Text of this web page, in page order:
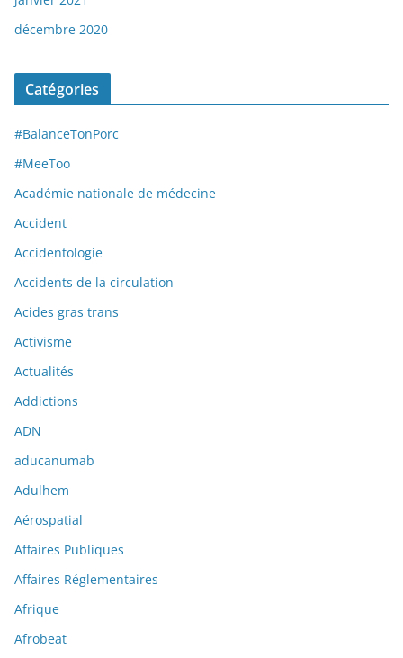
décembre 2020
Catégories
#BalanceTonPorc
#MeeToo
Académie nationale de médecine
Accident
Accidentologie
Accidents de la circulation
Acides gras trans
Activisme
Actualités
Addictions
ADN
aducanumab
Adulhem
Aérospatial
Affaires Publiques
Affaires Réglementaires
Afrique
Afrobeat